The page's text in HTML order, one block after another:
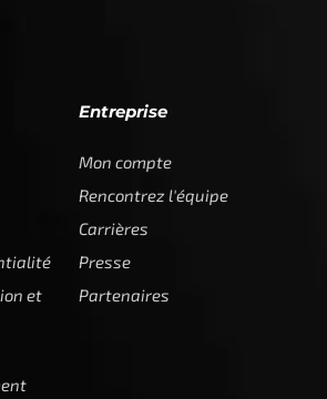
et
Entreprise
Mon compte
Rencontrez l'équipe
Carrières
Presse
Partenaires